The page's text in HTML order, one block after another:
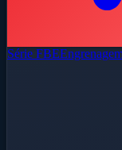
Série FBE